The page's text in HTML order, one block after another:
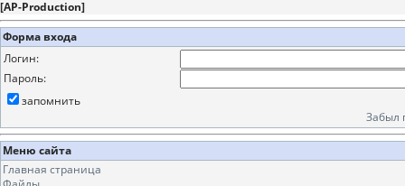
[AP-Production]
Форма входа
Логин:
Пароль:
запомнить
Забыл
Меню сайта
Главная страница